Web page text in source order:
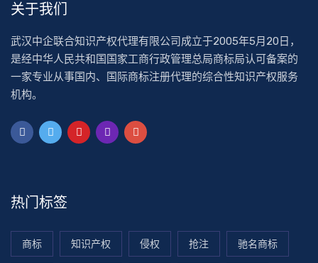
关于我们
武汉中企联合知识产权代理有限公司成立于2005年5月20日，
是经中华人民共和国国家工商行政管理总局商标局认可备案的
一家专业从事国内、国际商标注册代理的综合性知识产权服务
机构。
热门标签
商标 知识产权 侵权 抢注 驰名商标